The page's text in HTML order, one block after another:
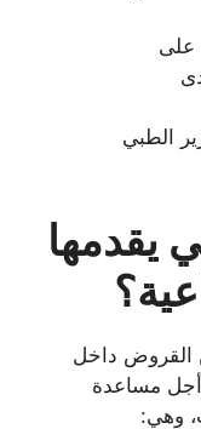
على
الطبي
يقدمها
القروض داخل
مساعدة
وهي: